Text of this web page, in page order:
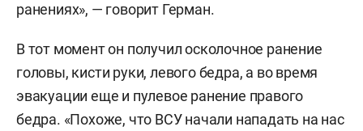
ранениях», — говорит Герман.
В тот момент он получил осколочное ранение
головы, кисти руки, левого бедра, а во время
эвакуации еще и пулевое ранение правого
бедра. «Похоже, что ВСУ начали нападать на нас